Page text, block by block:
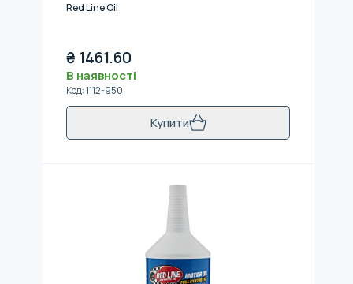
Red Line Oil
₴ 1461.60
В наявності
Код:1112-950
Купити